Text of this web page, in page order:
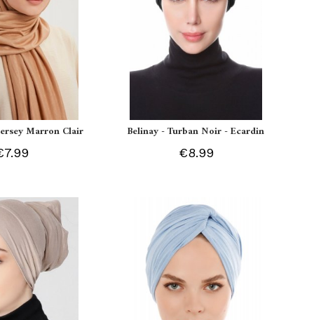
Marron Clair Belinay - Turban Noir - Ecardin
€8.99